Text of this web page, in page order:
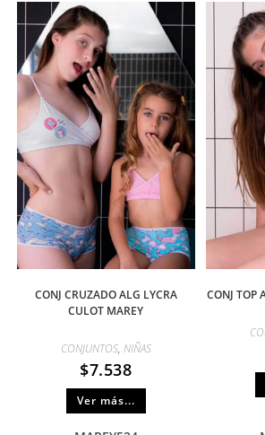
CONJ CRUZADO ALG LYCRA
CULOT MAREY
CONJUNTOS, NIÑAS
$7.538
Ver más...
CONJ TOP